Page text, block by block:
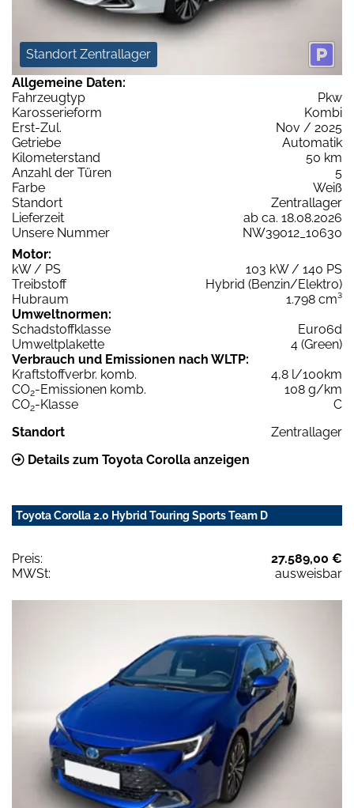
Standort Zentrallager
Allgemeine Daten:
Fahrzeugtyp
Pkw
Karosserieform
Kombi
Erst-Zul.
Nov / 2025
Getriebe
Automatik
Kilometerstand
50 km
Anzahl der Türen
5
Farbe
Weiß
Standort
Zentrallager
Lieferzeit
ab ca. 18.08.2026
Unsere Nummer
NW39012_10630
Motor:
kW / PS
103 kW / 140 PS
Treibstoff
Hybrid (Benzin/Elektro)
Hubraum
1.798 cm³
Umweltnormen:
Schadstoffklasse
Euro6d
Umweltplakette
4 (Green)
Verbrauch und Emissionen nach WLTP:
Kraftstoffverbr. komb.
4,8 l/100km
CO2-Emissionen komb.
108 g/km
CO2-Klasse
C
Standort
Zentrallager
Details zum Toyota Corolla anzeigen
Toyota Corolla 2.0 Hybrid Touring Sports Team D
Preis:
27.589,00 €
MWSt:
ausweisbar